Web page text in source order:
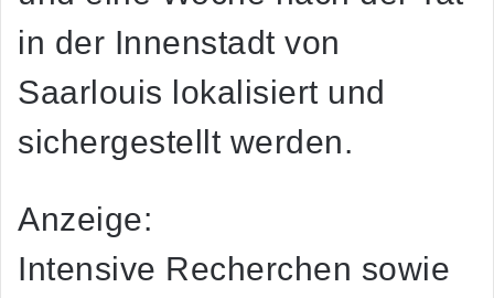
in der Innenstadt von
Saarlouis lokalisiert und
sichergestellt werden.
Anzeige:
Intensive Recherchen sowie